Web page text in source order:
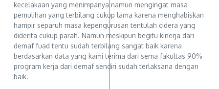
kecelakaan yang menimpanya namun mengingat masa
pemulihan yang terbilang cukup lama karena menghabiskan
hampir separuh masa kepengurusan tentulah cidera yang
diderita cukup parah. Namun meskipun begitu kinerja dari
demaf fuad tentu sudah terbilang sangat baik karena
berdasarkan data yang kami terima dari sema fakultas 90%
program kerja dari demaf sendiri sudah terlaksana dengan
baik.